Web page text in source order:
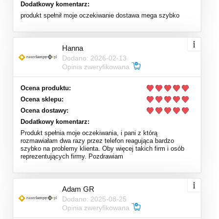
Dodatkowy komentarz:
produkt spełnił moje oczekiwanie dostawa mega szybko
Hanna
Dodano: 2026-02-13
Opinia zweryfikowana
Ocena produktu:
Ocena sklepu:
Ocena dostawy:
Dodatkowy komentarz:
Produkt spełnia moje oczekiwania, i pani z którą
rozmawiałam dwa razy przez telefon reagująca bardzo
szybko na problemy klienta. Oby więcej takich firm i osób
reprezentujących firmy. Pozdrawiam
Adam GR
Dodano: 2025-08-25
Opinia zweryfikowana